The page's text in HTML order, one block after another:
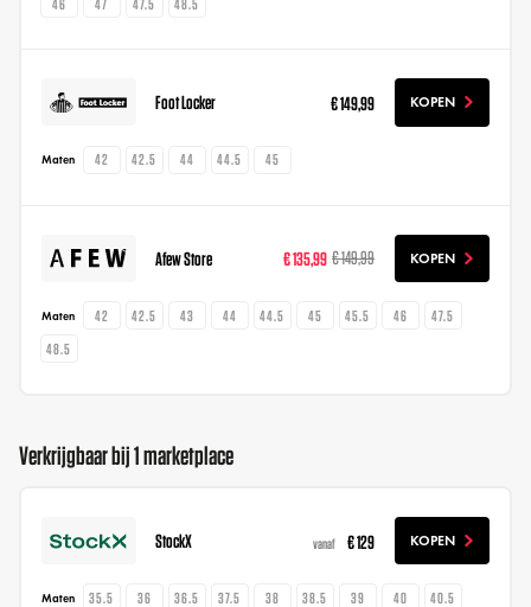
Foot Locker € 149,99 KOPEN
Maten 42 42.5 44 44.5 45
Afew Store € 135,99 € 149,99 KOPEN
Maten 42 42.5 43 44 44.5 45 45.5 46
47.5
48.5
Verkrijgbaar bij 1 marketplace
StockX vanaf € 129 KOPEN
Maten 35.5 36 36.5 37.5 38 38.5 39 40
40.5